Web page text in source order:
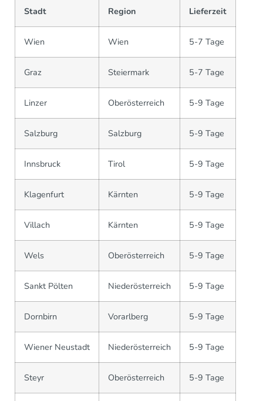
Stadt Region Lieferzeit
Wien Wien 5-7 Tage
Graz Steiermark 5-7 Tage
Linzer Oberösterreich 5-9 Tage
Salzburg Salzburg 5-9 Tage
Innsbruck Tirol 5-9 Tage
Klagenfurt Kärnten 5-9 Tage
Villach Kärnten 5-9 Tage
Wels Oberösterreich 5-9 Tage
Sankt Pölten Niederösterreich 5-9 Tage
Dornbirn Vorarlberg 5-9 Tage
Wiener Neustadt Niederösterreich 5-9 Tage
Steyr Oberösterreich 5-9 Tage